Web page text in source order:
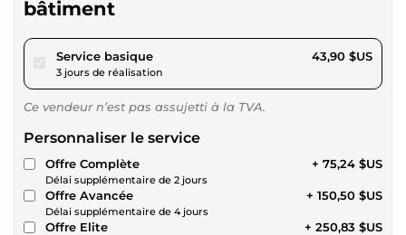
bâtiment
Service basiquepour 40,46 $US
3 jours de réalisation
43,90 $US
Ce vendeur n’est pas assujetti à la TVA.
Personnaliser le service
Offre Complète
Délai supplémentaire de 2 jours
+ 75,24 $US
Offre Avancée
Délai supplémentaire de 4 jours
+ 150,50 $US
Offre Elite + 250,83 $US